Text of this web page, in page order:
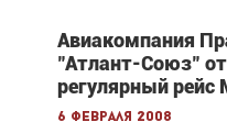
Авиакомпания
"Атлант-Союз"
регулярный
6 февраля 2008